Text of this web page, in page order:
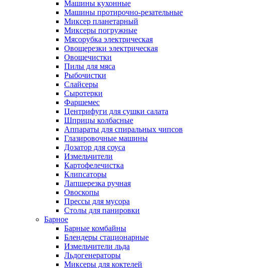
Машины кухонные
Машины протирочно-резательные
Миксер планетарный
Миксеры погружные
Мясорубка электрическая
Овощерезки электрическая
Овощечистки
Пилы для мяса
Рыбочистки
Слайсеры
Сыротерки
Фаршемес
Центрифуги для сушки салата
Шприцы колбасные
Аппараты для спиральных чипсов
Глазировочные машины
Дозатор для соуса
Измельчители
Картофелечистка
Клипсаторы
Лапшерезка ручная
Овоскопы
Прессы для мусора
Столы для панировки
Барное
Барные комбайны
Блендеры стационарные
Измельчители льда
Льдогенераторы
Миксеры для коктелей